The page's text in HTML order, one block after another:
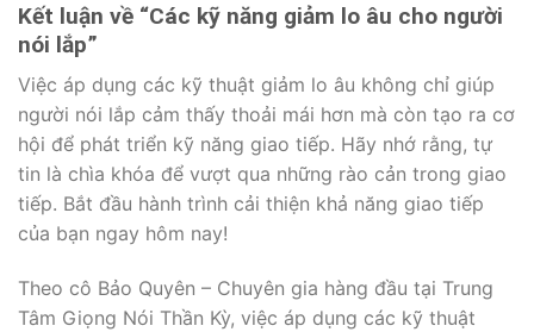
Kết luận về “Các kỹ năng giảm lo âu cho người
nói lắp”
Việc áp dụng các kỹ thuật giảm lo âu không chỉ giúp
người nói lắp cảm thấy thoải mái hơn mà còn tạo ra cơ
hội để phát triển kỹ năng giao tiếp. Hãy nhớ rằng, tự
tin là chìa khóa để vượt qua những rào cản trong giao
tiếp. Bắt đầu hành trình cải thiện khả năng giao tiếp
của bạn ngay hôm nay!
Theo cô Bảo Quyên – Chuyên gia hàng đầu tại Trung
Tâm Giọng Nói Thần Kỳ, việc áp dụng các kỹ thuật